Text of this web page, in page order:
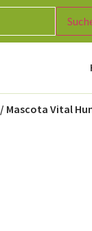
/ Mascota Vital